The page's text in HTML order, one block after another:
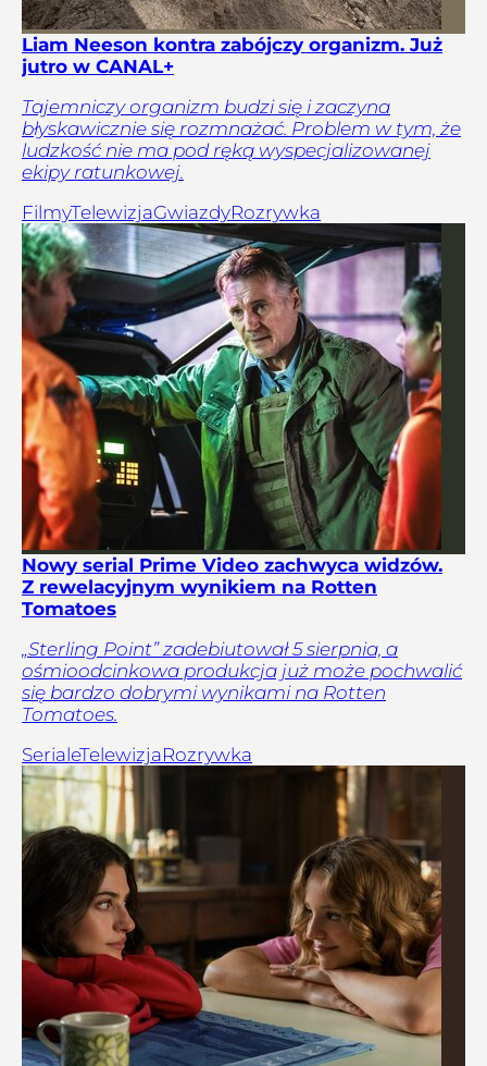
Liam Neeson kontra zabójczy organizm. Już
jutro w CANAL+
Tajemniczy organizm budzi się i zaczyna
błyskawicznie się rozmnażać. Problem w tym, że
ludzkość nie ma pod ręką wyspecjalizowanej
ekipy ratunkowej.
FilmyTelewizjaGwiazdyRozrywka
Nowy serial Prime Video zachwyca widzów.
Z rewelacyjnym wynikiem na Rotten
Tomatoes
„Sterling Point” zadebiutował 5 sierpnia, a
ośmioodcinkowa produkcja już może pochwalić
się bardzo dobrymi wynikami na Rotten
Tomatoes.
SerialeTelewizjaRozrywka